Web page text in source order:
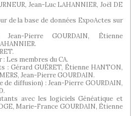
Jean-Luc LAHANNIER, Joël DE
de la base de données ExpoActes sur
Pierre GOURDAIN, Étienne
Les membres du CA.
: Gérard GUÉRET, Étienne HANTON,
Jean-Pierre GOURDAIN.
diffusion) : Jean-Pierre GOURDAIN,
avec les logiciels Généatique et
Marie-France GOURDAIN, Étienne